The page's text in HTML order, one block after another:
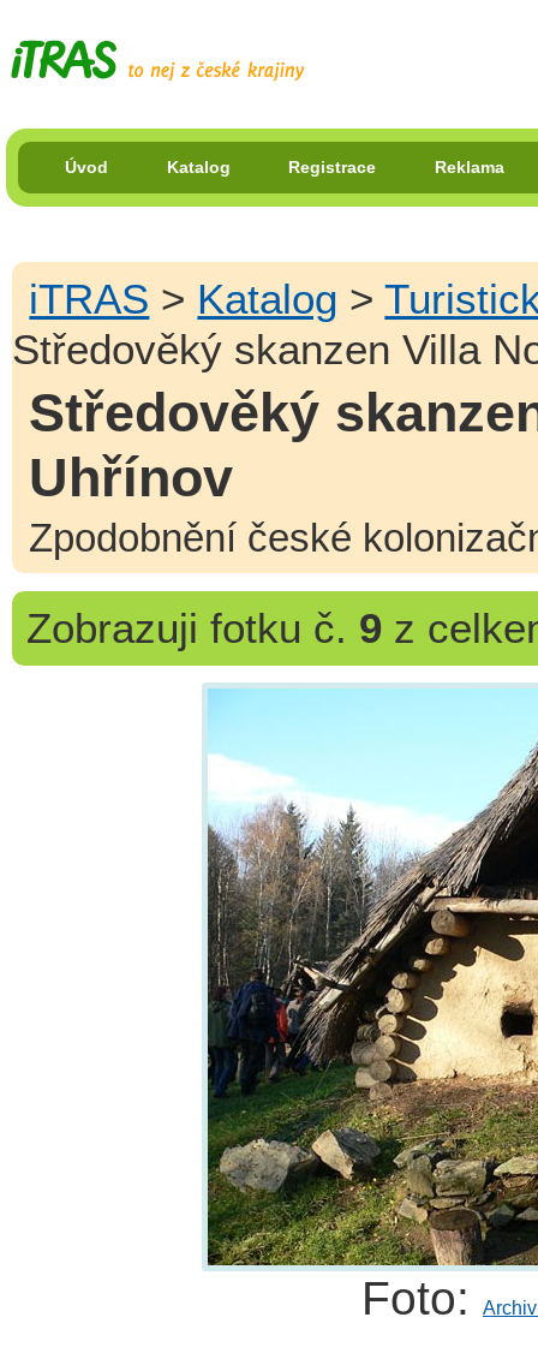
Úvod Katalog Registrace Reklama
iTRAS > Katalog >
Středověký skanzen Villa
Středověký
Uhřínov
Zpodobnění české
Zobrazuji fotku č. 9z
Foto: